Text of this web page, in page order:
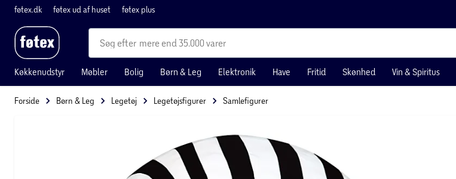
føtex.dk føtex ud af huset føtex plus
mere end 35.000 varer
Køkkenudstyr Møbler Bolig Børn & Leg Elektronik Have Fritid Skønhed Vin & Spiritus
Forside Børn & Leg Legetøj Legetøjsfigurer Samlefigurer